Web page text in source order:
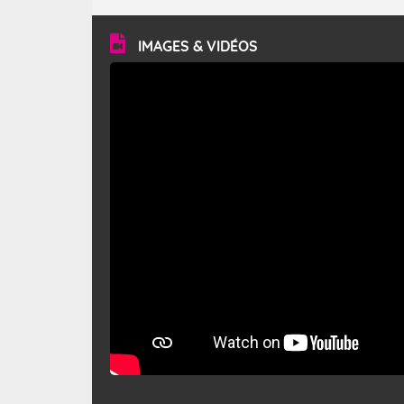
vitesse moyenne de 50 km/h et atteindre 80 à 100 km/h
en rafales, parfois davantage. Il parcourt la basse vallée
du Rhône et la Provence et envahit le littoral
méditerranéen à partir de la Camargue.
IMAGES & VIDÉOS